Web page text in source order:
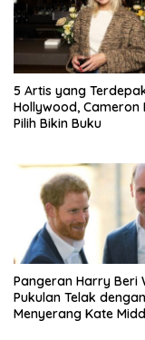
5 Artis yang
Hollywood, Cameron
Pilih Bikin Buku
Pangeran Harry Beri
Pukulan Telak dengan
Menyerang Kate